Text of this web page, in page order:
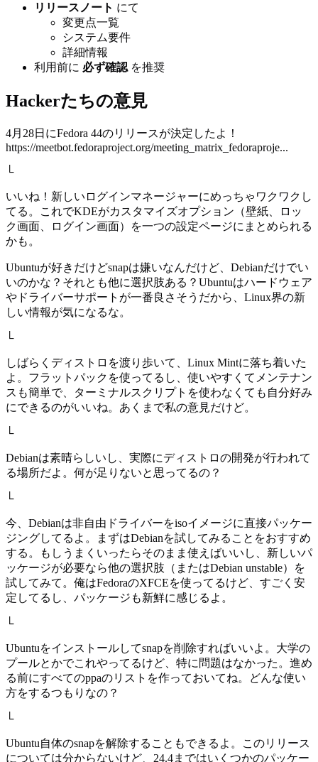
リリースノート にて
変更点一覧
システム要件
詳細情報
利用前に 必ず確認 を推奨
Hackerたちの意見
4月28日にFedora 44のリリースが決定したよ！
https://meetbot.fedoraproject.org/meeting_matrix_fedoraproje...
└
いいね！新しいログインマネージャーにめっちゃワクワクし
てる。これでKDEがカスタマイズオプション（壁紙、ロッ
ク画面、ログイン画面）を一つの設定ページにまとめられる
かも。
Ubuntuが好きだけどsnapは嫌いなんだけど、Debianだけでい
いのかな？それとも他に選択肢ある？Ubuntuはハードウェア
やドライバーサポートが一番良さそうだから、Linux界の新
しい情報が気になるな。
└
しばらくディストロを渡り歩いて、Linux Mintに落ち着いた
よ。フラットパックを使ってるし、使いやすくてメンテナン
スも簡単で、ターミナルスクリプトを使わなくても自分好み
にできるのがいいね。あくまで私の意見だけど。
└
Debianは素晴らしいし、実際にディストロの開発が行われて
る場所だよ。何が足りないと思ってるの？
└
今、Debianは非自由ドライバーをisoイメージに直接パッケー
ジングしてるよ。まずはDebianを試してみることをおすすめ
する。もしうまくいったらそのまま使えばいいし、新しいパ
ッケージが必要なら他の選択肢（またはDebian unstable）を
試してみて。俺はFedoraのXFCEを使ってるけど、すごく安
定してるし、パッケージも新鮮に感じるよ。
└
Ubuntuをインストールしてsnapを削除すればいいよ。大学の
プールとかでこれやってるけど、特に問題はなかった。進め
る前にすべてのppaのリストを作っておいてね。どんな使い
方をするつもりなの？
└
Ubuntu自体のsnapを解除することもできるよ。このリリース
については分からないけど、24.4まではいくつかのパッケー